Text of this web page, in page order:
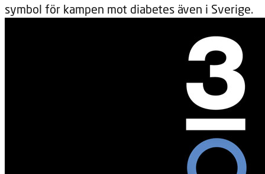
symbol för kampen mot diabetes även i Sverige.